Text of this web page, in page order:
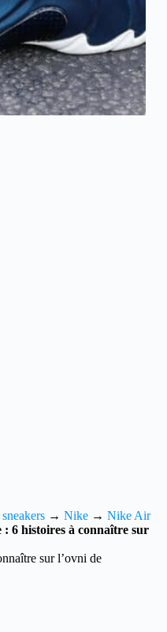
→ Nike → Nike Air
6 histoires à connaître sur
sur l’ovni de